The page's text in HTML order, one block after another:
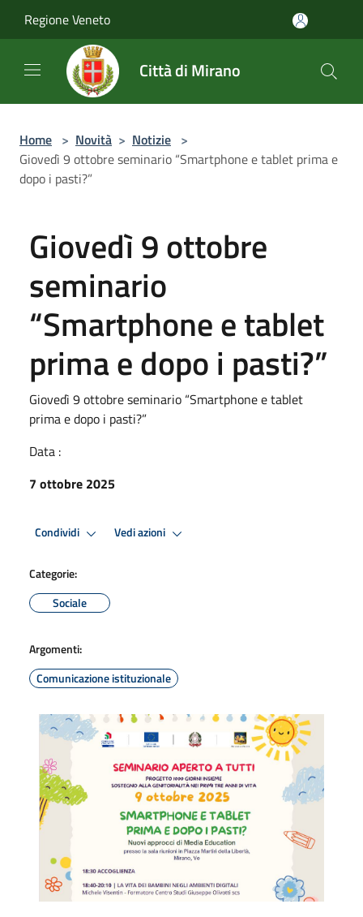
Regione Veneto
Città di Mirano
Home > Novità > Notizie >
Giovedì 9 ottobre seminario “Smartphone e tablet prima e
dopo i pasti?”
Giovedì 9 ottobre
seminario
“Smartphone e tablet
prima e dopo i pasti?”
Giovedì 9 ottobre seminario “Smartphone e tablet
prima e dopo i pasti?”
Data :
7 ottobre 2025
Condividi Vedi azioni
Categorie:
Sociale
Argomenti:
Comunicazione istituzionale